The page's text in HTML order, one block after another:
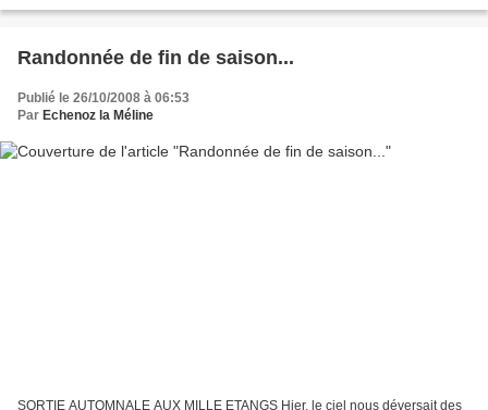
Randonnée de fin de saison...
Publié le 26/10/2008 à 06:53
Par Echenoz la Méline
SORTIE AUTOMNALE AUX MILLE ETANGS Hier, le ciel nous déversait des